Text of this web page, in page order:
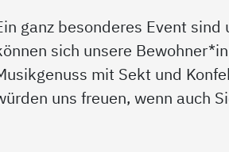
ganz besonderes Event
sich unsere
mit Sekt und
uns freuen, wenn auch